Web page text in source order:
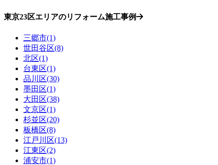
東京23区エリアのリフォーム施工事例
三郷市(1)
世田谷区(8)
北区(1)
台東区(1)
品川区(30)
墨田区(1)
大田区(38)
文京区(1)
杉並区(20)
板橋区(8)
江戸川区(13)
江東区(2)
浦安市(1)